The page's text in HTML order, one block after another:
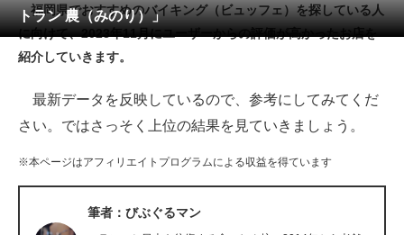
メディア
注目記事を集めた総合ページ
スマホと通信の最新トレンド
進化するPCとデバイスの未来
トラン 農（みのり）」
福岡県でおすすめのバイキング（ビュッフェ）を探している人
に向けて、2023年11月にユーザーからの評価が高かったお店を
紹介していきます。
最新データを反映しているので、参考にしてみてくだ
さい。ではさっそく上位の結果を見ていきましょう。
※本ページはアフィリエイトプログラムによる収益を得ています
筆者：びぶぐるマン